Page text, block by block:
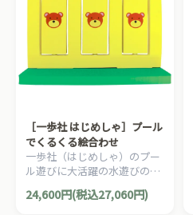
［一歩社 はじめしゃ］プール
でくるくる絵合わせ
一歩社（はじめしゃ）のプー
ル遊びに大活躍の水遊びのお
的の絵合わせをするゲームで
24,600円(税込27,060円)